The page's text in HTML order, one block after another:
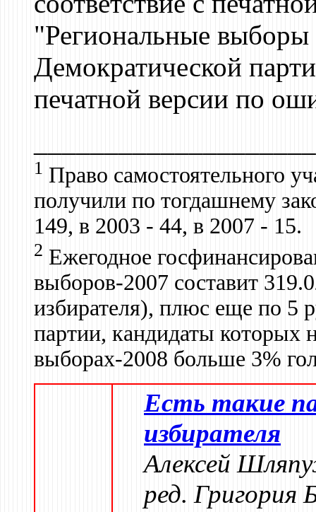
"Региональные
Демократической
печатной версии по
1 Право самостоятельного
получили по тогдашнему
149, в 2003 - 44, в 2007 - 15.
2 Ежегодное
выборов-2007 составит
избирателя), плюс еще по 5
партии, кандидаты которых
выборах-2008 больше 3%
Есть такие
избирателя
Алексей
ред. Григория